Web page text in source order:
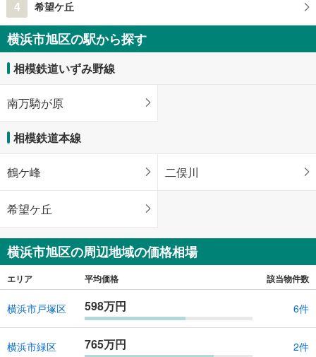
4 希望ケ丘
横浜市旭区の駅から探す
相模鉄道いずみ野線
南万騎が原
相模鉄道本線
鶴ケ峰 二俣川
希望ケ丘
横浜市旭区の周辺地域の価格相場
エリア 平均価格 該当物件数
横浜市戸塚区 598万円 6件
横浜市緑区 765万円 2件